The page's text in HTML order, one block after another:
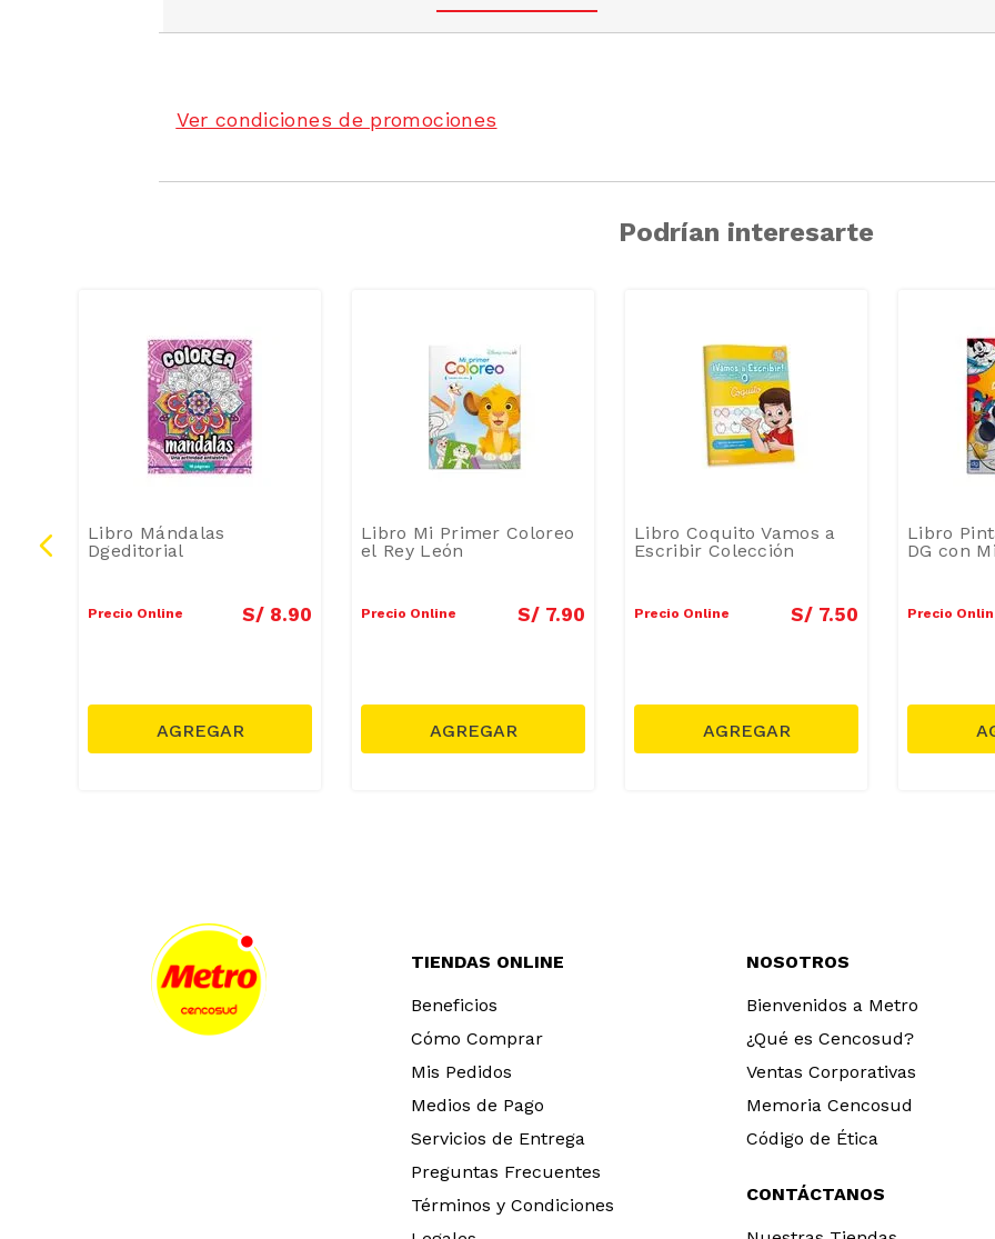
Ver condiciones de promociones
Podrían interesarte
Libro Mándalas
Dgeditorial
Precio Online S/ 8.90
Libro Mi Primer Coloreo
el Rey León
Precio Online S/ 7.90
Libro Coquito Vamos a
Escribir Colección
Precio Online S/ 7.50
Libro
DG con
Precio
TIENDAS ONLINE
Beneficios
Cómo Comprar
Mis Pedidos
Medios de Pago
Servicios de Entrega
Preguntas Frecuentes
Términos y Condiciones
NOSOTROS
Bienvenidos a Metro
¿Qué es Cencosud?
Ventas Corporativas
Memoria Cencosud
Código de Ética
CONTÁCTANOS